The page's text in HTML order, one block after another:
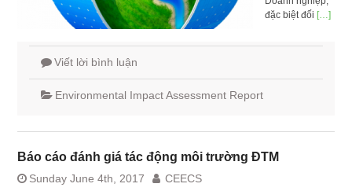
đặc biệt đối […]
Viết lời bình luận
Environmental Impact Assessment Report
Báo cáo đánh giá tác động môi trường ĐTM
Sunday June 4th, 2017 CEECS